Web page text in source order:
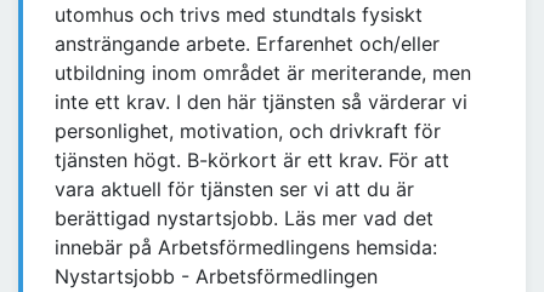
utomhus och trivs med stundtals fysiskt
ansträngande arbete. Erfarenhet och/eller
utbildning inom området är meriterande, men
inte ett krav. I den här tjänsten så värderar vi
personlighet, motivation, och drivkraft för
tjänsten högt. B-körkort är ett krav. För att
vara aktuell för tjänsten ser vi att du är
berättigad nystartsjobb. Läs mer vad det
innebär på Arbetsförmedlingens hemsida:
Nystartsjobb - Arbetsförmedlingen